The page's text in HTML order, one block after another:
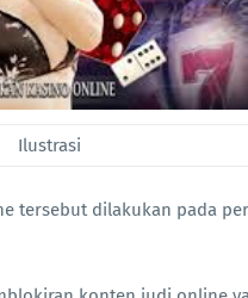
Ilustrasi
tersebut dilakukan pada